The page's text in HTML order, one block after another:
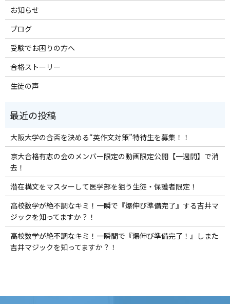
お知らせ
ブログ
受験でお困りの方へ
合格ストーリー
生徒の声
大阪大学の合否を決める“英作文対策”特待生を募集！！
京大合格有志の会のメンバー限定の動画限定公開【一週間】で消
去！
潜在構文をマスターして医学部を狙う生徒・保護者限定！
高校数学が絶不調なキミ！一瞬で『爆伸び準備完了』する吉井マ
ジックを知ってますか？！
高校数学が絶不調なキミ！一瞬間で『爆伸び準備完了！』しまた
吉井マジックを知ってますか？！